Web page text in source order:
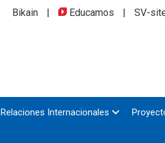
Bikain | Educamos | SV-
Relaciones Internacionales